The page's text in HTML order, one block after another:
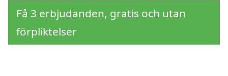
Få 3 erbjudanden, gratis och utan
förpliktelser